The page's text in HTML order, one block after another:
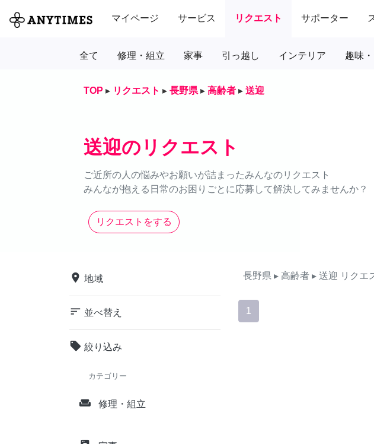
マイページ サービス リクエスト サポーター
全て 修理・組立 家事 引っ越し インテリア 趣味
TOP ▸ リクエスト ▸ 長野県 ▸ 高齢者 ▸ 送迎
送迎のリクエスト
ご近所の人の悩みやお願いが詰まったみんなのリクエスト
みんなが抱える日常のお困りごとに応募して解決してみませんか？
リクエストをする
place 地域
sort 並べ替え
local_offer 絞り込み
カテゴリー
weekend 修理・組立
長野県 ▸ 高齢者 ▸ 送迎 リクエ
1